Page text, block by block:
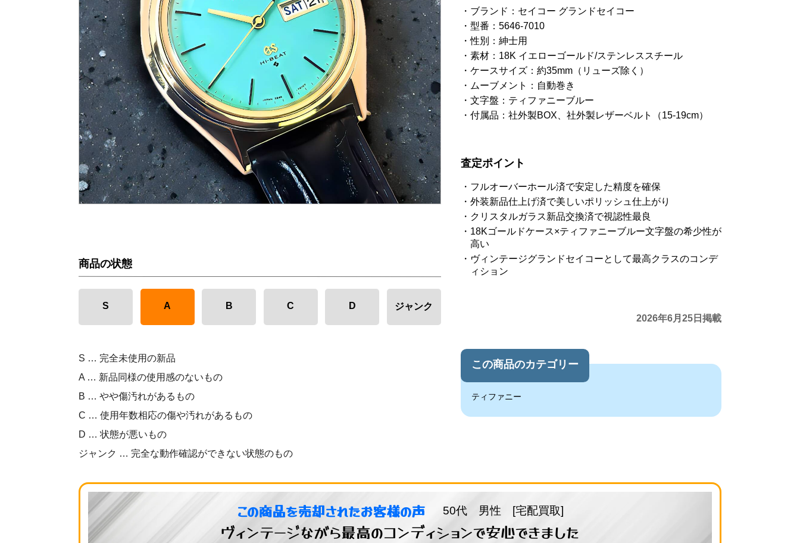
ブランド：セイコー グランドセイコー
型番：5646-7010
性別：紳士用
素材：18K イエローゴールド/ステンレススチール
ケースサイズ：約35mm（リューズ除く）
ムーブメント：自動巻き
文字盤：ティファニーブルー
付属品：社外製BOX、社外製レザーベルト（15-19cm）
査定ポイント
フルオーバーホール済で安定した精度を確保
外装新品仕上げ済で美しいポリッシュ仕上がり
クリスタルガラス新品交換済で視認性最良
18Kゴールドケース×ティファニーブルー文字盤の希少性が
高い
ヴィンテージグランドセイコーとして最高クラスのコンデ
ィション
2026年6月25日掲載
この商品のカテゴリー
ティファニー
商品の状態
S A B C D ジャンク
S … 完全未使用の新品
A … 新品同様の使用感のないもの
B … やや傷汚れがあるもの
C … 使用年数相応の傷や汚れがあるもの
D … 状態が悪いもの
ジャンク … 完全な動作確認ができない状態のもの
この商品を売却されたお客様の声 50代 男性 [宅配買取]
ヴィンテージながら最高のコンディションで安心できました